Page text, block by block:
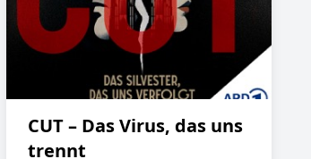
CUT – Das Virus, das uns
trennt